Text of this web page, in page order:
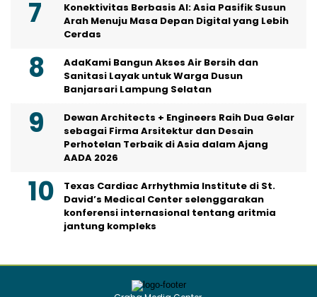
Konektivitas Berbasis AI: Asia Pasifik Susun
Arah Menuju Masa Depan Digital yang Lebih
Cerdas
AdaKami Bangun Akses Air Bersih dan
Sanitasi Layak untuk Warga Dusun
Banjarsari Lampung Selatan
Dewan Architects + Engineers Raih Dua Gelar
sebagai Firma Arsitektur dan Desain
Perhotelan Terbaik di Asia dalam Ajang
AADA 2026
Texas Cardiac Arrhythmia Institute di St.
David’s Medical Center selenggarakan
konferensi internasional tentang aritmia
jantung kompleks